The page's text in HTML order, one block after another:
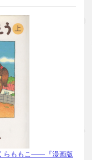
らももこ――『漫画版